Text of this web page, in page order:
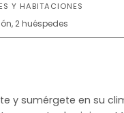
Y HABITACIONES
2 huéspedes
y sumérgete en su